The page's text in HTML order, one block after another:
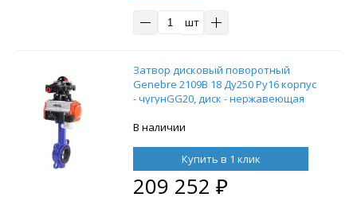
шт
Затвор дисковый поворотный
Genebre 2109В 18 Ду250 Ру16 корпус
- чугунGG20, диск - нержавеющая
пневмоприводом DN.ru DA-130
пневмораспределителем 4M310-08
220В и блоком концевых
выключателей APL-210N
В наличии
Купить в 1 клик
209 252 ₽